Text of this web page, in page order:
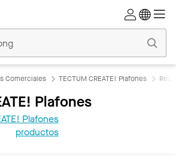
Comerciales TECTUM CREATE! Plafones
Plafones
Plafones
productos